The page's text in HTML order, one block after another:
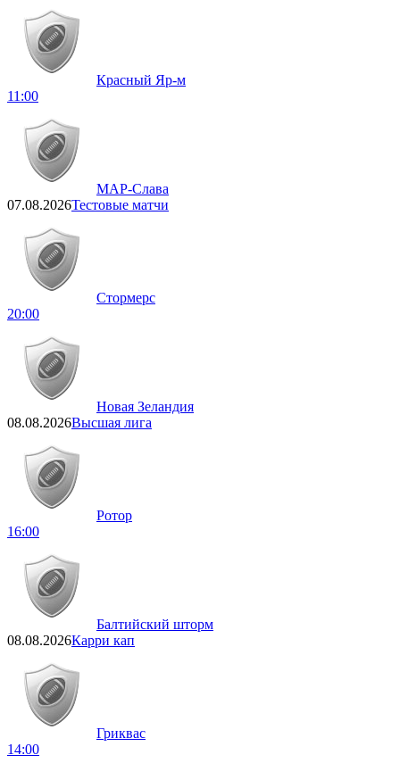
Красный Яр-м
11:00
МАР-Слава
07.08.2026Тестовые матчи
Стормерс
20:00
Новая Зеландия
08.08.2026Высшая лига
Ротор
16:00
Балтийский шторм
08.08.2026Карри кап
Гриквас
14:00